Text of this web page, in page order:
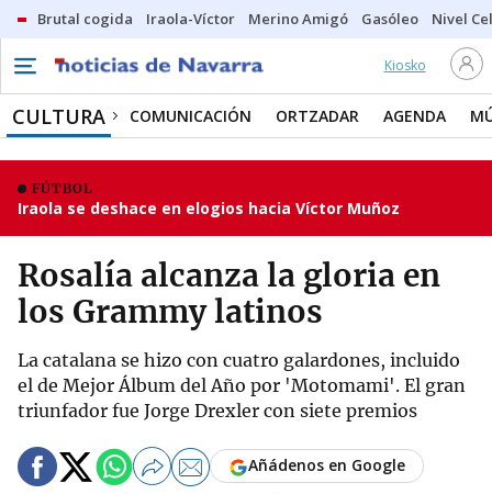
Brutal cogida Iraola-Víctor Merino Amigó Gasóleo Nivel
Kiosko
CULTURA COMUNICACIÓN ORTZADAR AGENDA
FÚTBOL
Iraola se deshace en elogios hacia Víctor Muñoz
Rosalía alcanza la gloria en
los Grammy latinos
La catalana se hizo con cuatro galardones, incluido
el de Mejor Álbum del Año por 'Motomami'. El gran
triunfador fue Jorge Drexler con siete premios
Añádenos en Google